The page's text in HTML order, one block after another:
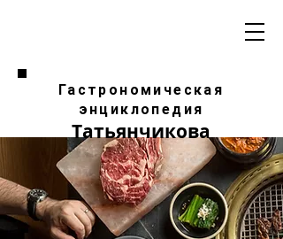
Гастрономическая
энциклопедия
Татьянчикова